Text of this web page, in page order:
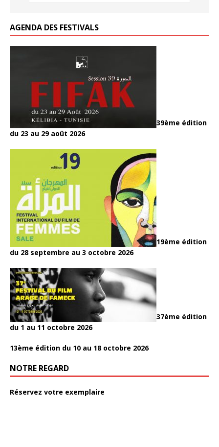
AGENDA DES FESTIVALS
39ème édition
du 23 au 29 août 2026
19ème édition
du 28 septembre au 3 octobre 2026
37ème édition
du 1 au 11 octobre 2026
13ème édition du 10 au 18 octobre 2026
NOTRE REGARD
Réservez votre exemplaire